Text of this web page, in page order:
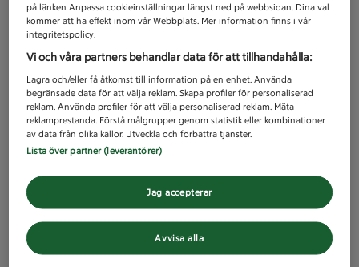
på länken Anpassa cookieinställningar längst ned på webbsidan. Dina val
kommer att ha effekt inom vår Webbplats. Mer information finns i vår
integritetspolicy.
Vi och våra partners behandlar data för att tillhandahålla:
Lagra och/eller få åtkomst till information på en enhet. Använda
begränsade data för att välja reklam. Skapa profiler för personaliserad
reklam. Använda profiler för att välja personaliserad reklam. Mäta
reklamprestanda. Förstå målgrupper genom statistik eller kombinationer
av data från olika källor. Utveckla och förbättra tjänster.
Lista över partner (leverantörer)
Avvisa alla
Jag accepterar